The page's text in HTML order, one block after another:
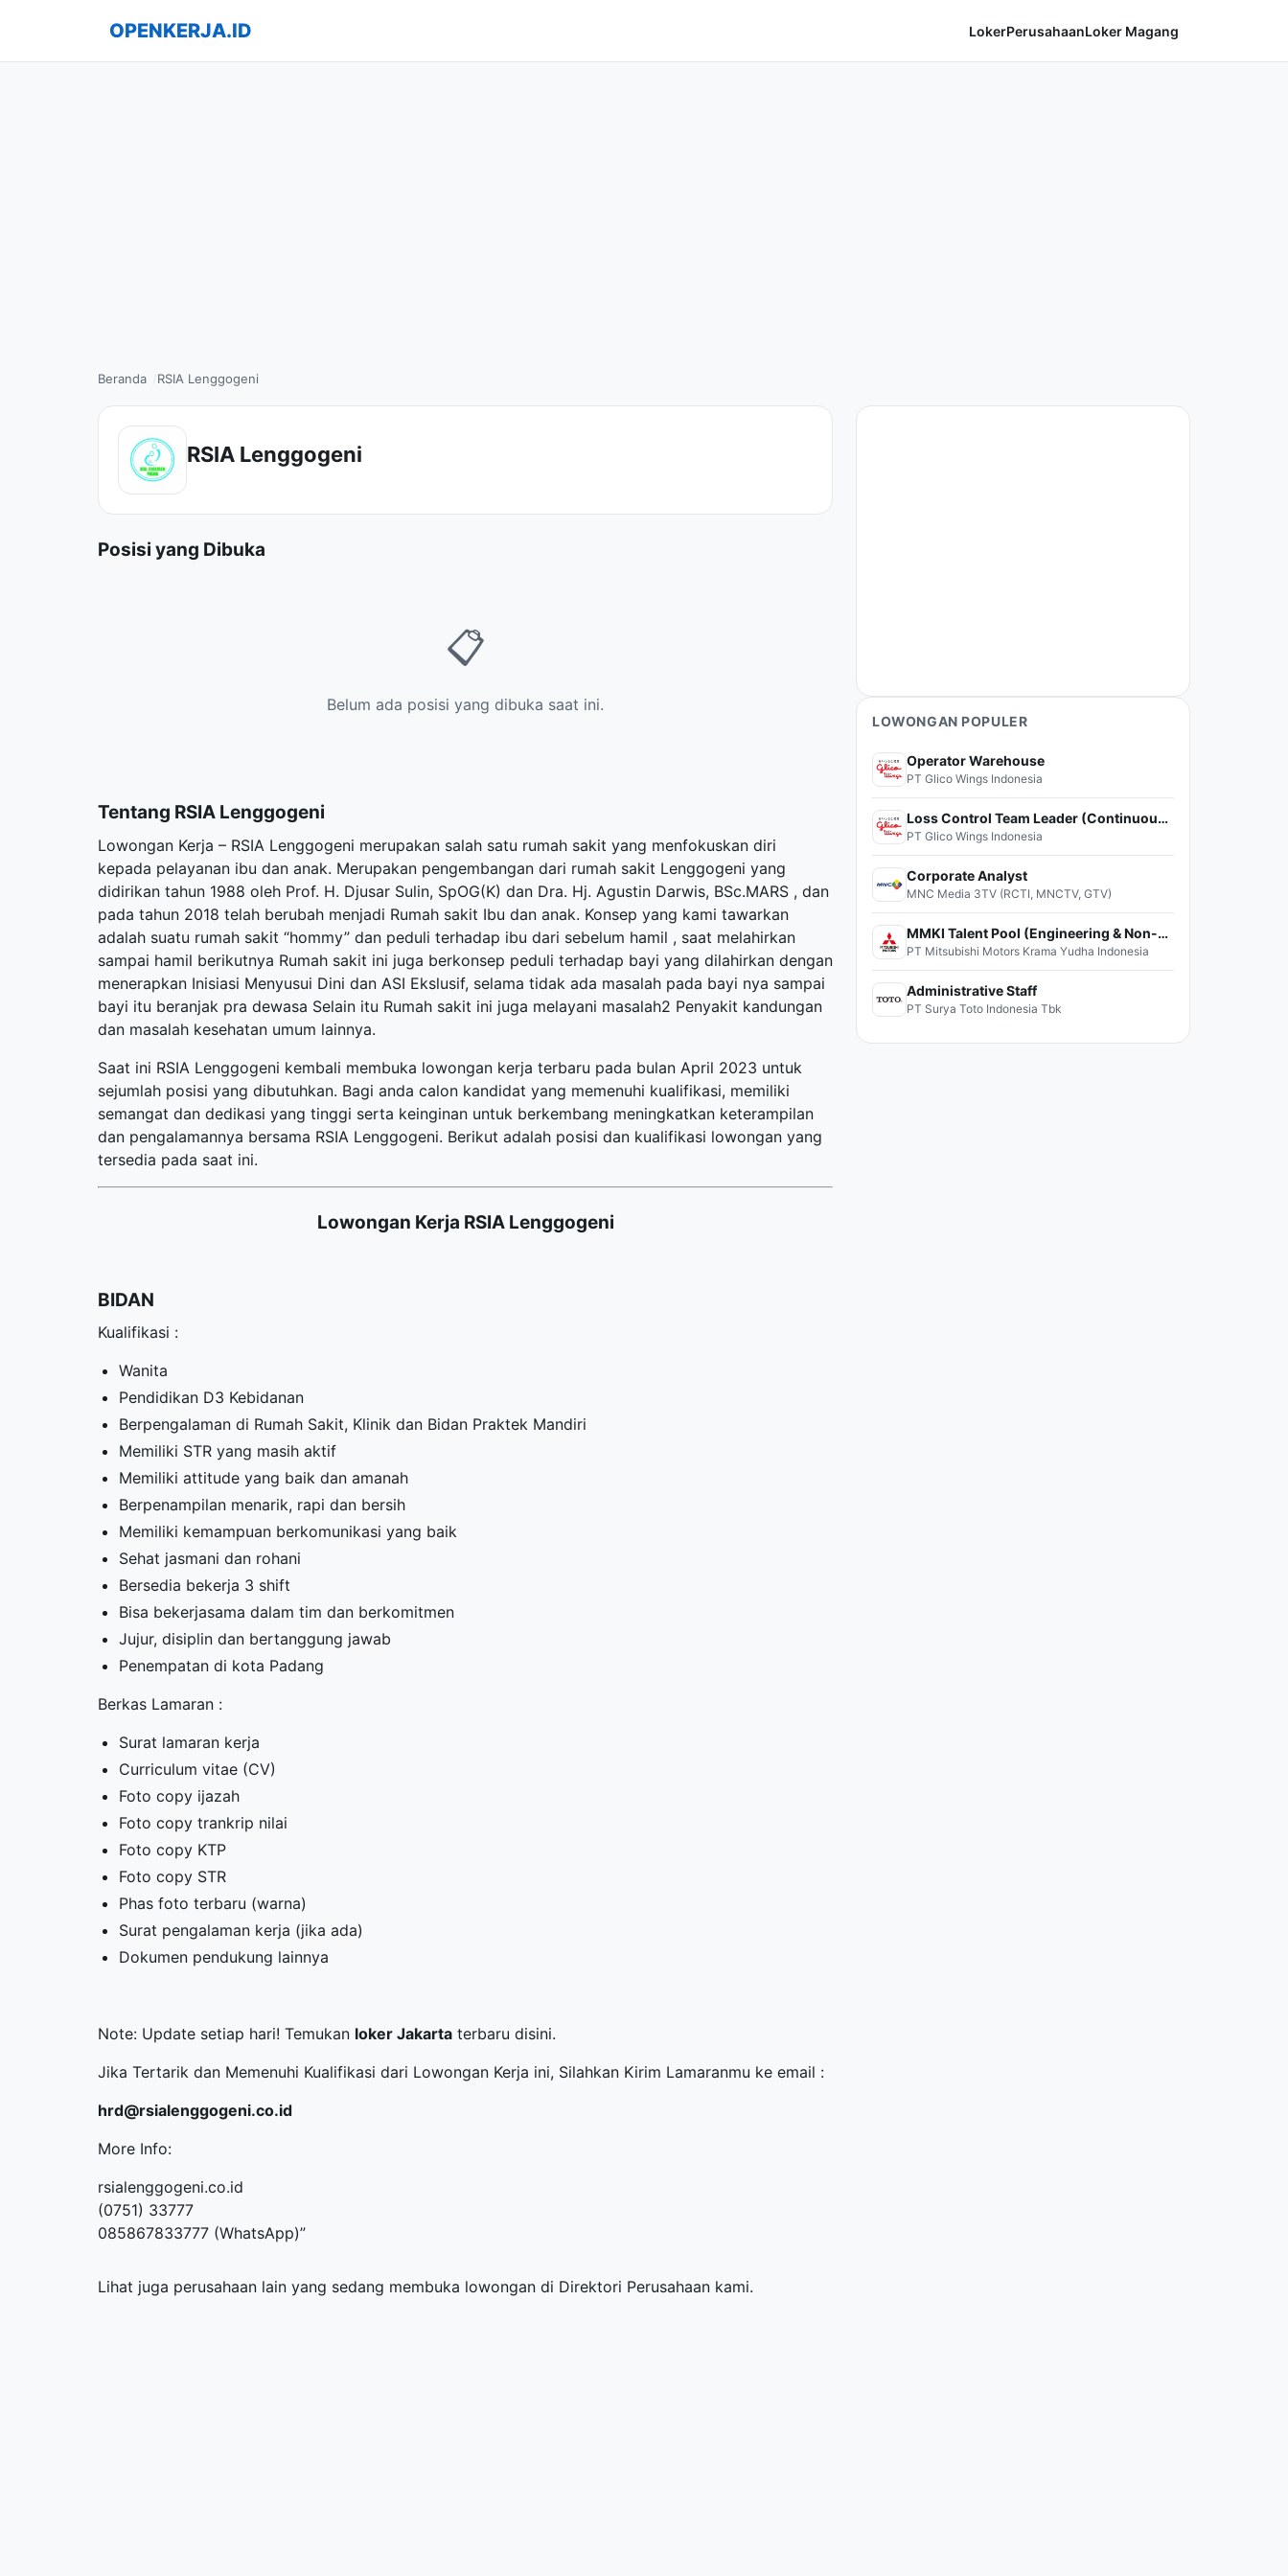
OPENKERJA.ID LokerPerusahaanLoker Magang
Beranda RSIA Lenggogeni
RSIA Lenggogeni
Posisi yang Dibuka
📋
Belum ada posisi yang dibuka saat ini.
Tentang RSIA Lenggogeni
Lowongan Kerja – RSIA Lenggogeni merupakan salah satu rumah sakit yang menfokuskan diri
kepada pelayanan ibu dan anak. Merupakan pengembangan dari rumah sakit Lenggogeni yang
didirikan tahun 1988 oleh Prof. H. Djusar Sulin, SpOG(K) dan Dra. Hj. Agustin Darwis, BSc.MARS , dan
pada tahun 2018 telah berubah menjadi Rumah sakit Ibu dan anak. Konsep yang kami tawarkan
adalah suatu rumah sakit “hommy” dan peduli terhadap ibu dari sebelum hamil , saat melahirkan
sampai hamil berikutnya Rumah sakit ini juga berkonsep peduli terhadap bayi yang dilahirkan dengan
menerapkan Inisiasi Menyusui Dini dan ASI Ekslusif, selama tidak ada masalah pada bayi nya sampai
bayi itu beranjak pra dewasa Selain itu Rumah sakit ini juga melayani masalah2 Penyakit kandungan
dan masalah kesehatan umum lainnya.
Saat ini RSIA Lenggogeni kembali membuka lowongan kerja terbaru pada bulan April 2023 untuk
sejumlah posisi yang dibutuhkan. Bagi anda calon kandidat yang memenuhi kualifikasi, memiliki
semangat dan dedikasi yang tinggi serta keinginan untuk berkembang meningkatkan keterampilan
dan pengalamannya bersama RSIA Lenggogeni. Berikut adalah posisi dan kualifikasi lowongan yang
tersedia pada saat ini.
Lowongan Kerja RSIA Lenggogeni
BIDAN
Kualifikasi :
Wanita
Pendidikan D3 Kebidanan
Berpengalaman di Rumah Sakit, Klinik dan Bidan Praktek Mandiri
Memiliki STR yang masih aktif
Memiliki attitude yang baik dan amanah
Berpenampilan menarik, rapi dan bersih
Memiliki kemampuan berkomunikasi yang baik
Sehat jasmani dan rohani
Bersedia bekerja 3 shift
Bisa bekerjasama dalam tim dan berkomitmen
Jujur, disiplin dan bertanggung jawab
Penempatan di kota Padang
Berkas Lamaran :
Surat lamaran kerja
Curriculum vitae (CV)
Foto copy ijazah
Foto copy trankrip nilai
Foto copy KTP
Foto copy STR
Phas foto terbaru (warna)
Surat pengalaman kerja (jika ada)
Dokumen pendukung lainnya
Note: Update setiap hari! Temukan loker Jakarta terbaru disini.
Jika Tertarik dan Memenuhi Kualifikasi dari Lowongan Kerja ini, Silahkan Kirim Lamaranmu ke email :
hrd@rsialenggogeni.co.id
More Info:
rsialenggogeni.co.id
(0751) 33777
085867833777 (WhatsApp)”
Lihat juga perusahaan lain yang sedang membuka lowongan di Direktori Perusahaan kami.
LOWONGAN POPULER
Operator Warehouse
PT Glico Wings Indonesia
Loss Control Team Leader (Continuous Improvement)
PT Glico Wings Indonesia
Corporate Analyst
MNC Media 3TV (RCTI, MNCTV, GTV)
MMKI Talent Pool (Engineering & Non-Engineering)
PT Mitsubishi Motors Krama Yudha Indonesia
Administrative Staff
PT Surya Toto Indonesia Tbk